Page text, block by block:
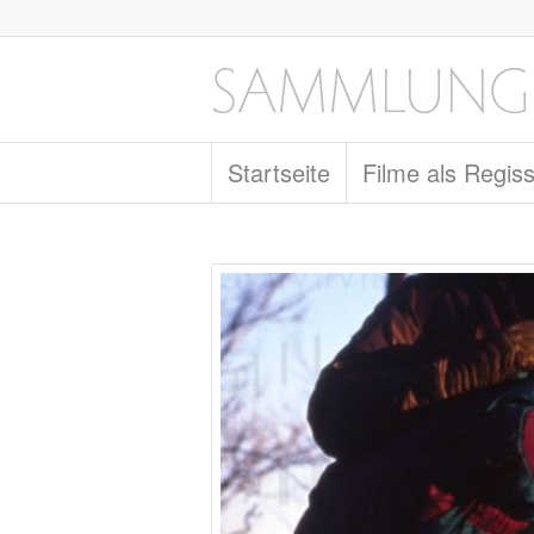
Startseite Filme als